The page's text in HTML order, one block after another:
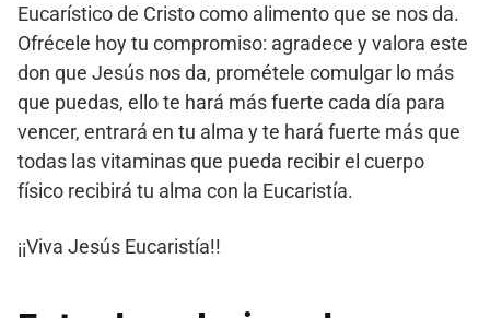
Eucarístico de Cristo como alimento que se nos da.
Ofrécele hoy tu compromiso: agradece y valora este
don que Jesús nos da, prométele comulgar lo más
que puedas, ello te hará más fuerte cada día para
vencer, entrará en tu alma y te hará fuerte más que
todas las vitaminas que pueda recibir el cuerpo
físico recibirá tu alma con la Eucaristía.
¡¡Viva Jesús Eucaristía!!